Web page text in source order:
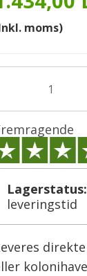
moms)
Lagerstatus:
leveringstid